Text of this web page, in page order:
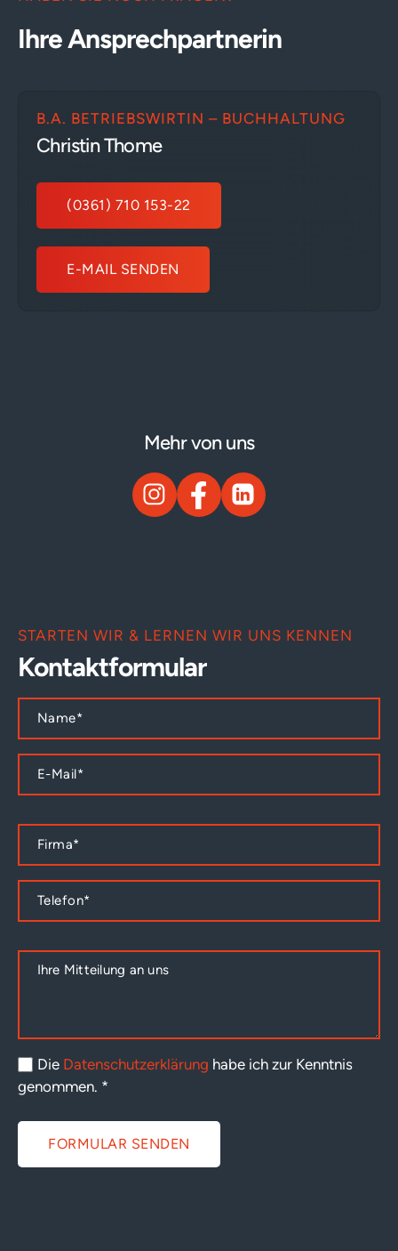
Ihre Ansprechpartnerin
B.A. BETRIEBSWIRTIN – BUCHHALTUNG
Christin Thome
(0361) 710 153-22
E-MAIL SENDEN
Mehr von uns
STARTEN WIR & LERNEN WIR UNS KENNEN
Kontaktformular
Die Datenschutzerklärung habe ich zur Kenntnis
genommen. *
FORMULAR SENDEN